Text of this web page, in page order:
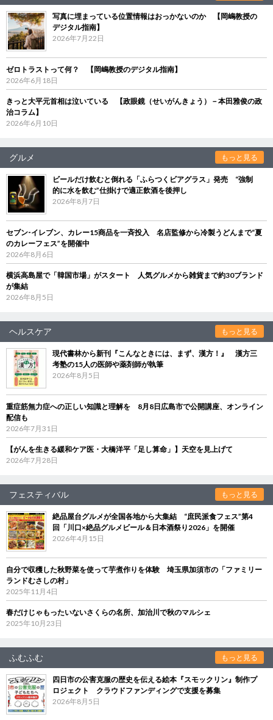
写真に埋まっている位置情報はおっかないのか 【岡嶋教授の
デジタル指南】
2026年7月22日
ゼロトラストって何？ 【岡嶋教授のデジタル指南】
2026年6月18日
きっと大平元首相は泣いている 【政眼鏡（せいがんきょう）－本田雅俊の政
治コラム】
2026年6月10日
グルメ もっと見る
ビールだけ飲むと倒れる「ふらつくビアグラス」発売 “強制
的に水を飲む”仕掛けで適正飲酒を後押し
2026年8月7日
セブン‐イレブン、カレー15商品を一斉投入 名店監修から冷製うどんまで“夏
のカレーフェス”を開催中
2026年8月6日
横浜高島屋で「韓国市場」がスタート 人気グルメから雑貨まで約30ブランド
が集結
2026年8月5日
ヘルスケア もっと見る
現代書林から新刊『こんなときには、まず、漢方！』 漢方三
考塾の15人の医師や薬剤師が執筆
2026年8月5日
重症筋無力症への正しい知識と理解を 8月8日広島市で公開講座、オンライン
配信も
2026年7月31日
【がんを生きる緩和ケア医・大橋洋平「足し算命」】天空を見上げて
2026年7月28日
フェスティバル もっと見る
絶品屋台グルメが全国各地から大集結 “庶民派食フェス”第4
回「川口×絶品グルメビール＆日本酒祭り2026」を開催
2026年4月15日
自分で収穫した秋野菜を使って芋煮作りを体験 埼玉県加須市の「ファミリー
ランドむさしの村」
2025年11月4日
春だけじゃもったいないさくらの名所、加治川で秋のマルシェ
2025年10月23日
ふむふむ もっと見る
四日市の公害克服の歴史を伝える絵本『スモックリン』制作プ
ロジェクト クラウドファンディングで支援を募集
2026年8月5日